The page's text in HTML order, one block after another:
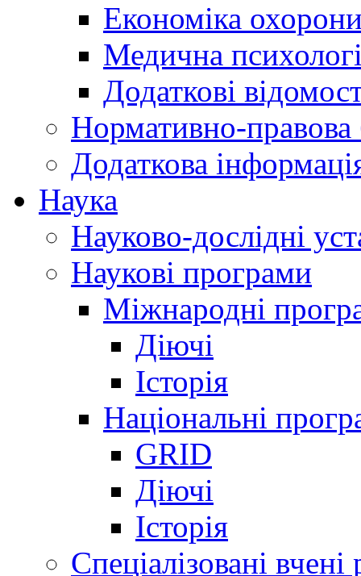
Економіка
Медична
Додаткові
Нормативно-правова
Додаткова
Наука
Науково-дослідні
Наукові програми
Міжнародні
Діючі
Історія
Національні
GRID
Діючі
Історія
Спеціалізовані вчені